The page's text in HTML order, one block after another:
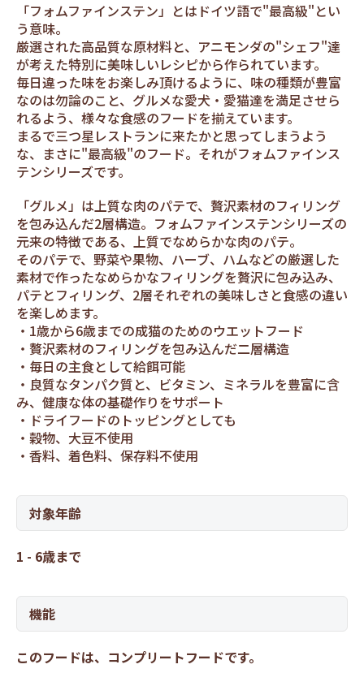
「フォムファインステン」とはドイツ語で"最高級"とい
う意味。
厳選された高品質な原材料と、アニモンダの"シェフ"達
が考えた特別に美味しいレシピから作られています。
毎日違った味をお楽しみ頂けるように、味の種類が豊富
なのは勿論のこと、グルメな愛犬・愛猫達を満足させら
れるよう、様々な食感のフードを揃えています。
まるで三つ星レストランに来たかと思ってしまうよう
な、まさに"最高級"のフード。それがフォムファインス
テンシリーズです。
「グルメ」は上質な肉のパテで、贅沢素材のフィリング
を包み込んだ2層構造。フォムファインステンシリーズの
元来の特徴である、上質でなめらかな肉のパテ。
そのパテで、野菜や果物、ハーブ、ハムなどの厳選した
素材で作ったなめらかなフィリングを贅沢に包み込み、
パテとフィリング、2層それぞれの美味しさと食感の違い
を楽しめます。
1歳から6歳までの成猫のためのウエットフード
贅沢素材のフィリングを包み込んだ二層構造
毎日の主食として給餌可能
良質なタンパク質と、ビタミン、ミネラルを豊富に含
み、健康な体の基礎作りをサポート
ドライフードのトッピングとしても
穀物、大豆不使用
香料、着色料、保存料不使用
対象年齢
1 - 6歳まで
機能
このフードは、コンプリートフードです。